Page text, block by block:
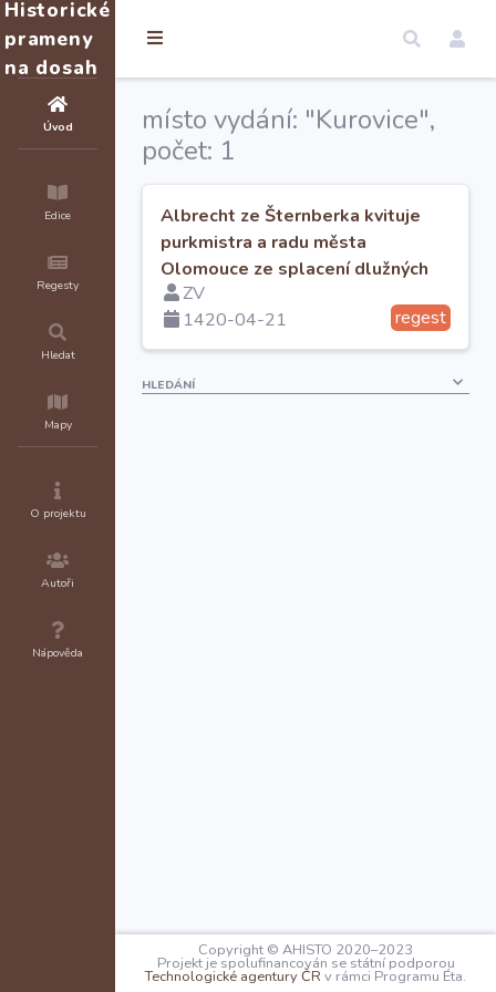
Historické
prameny
na dosah
Úvod
Edice
Regesty
Hledat
Mapy
O projektu
Autoři
Nápověda
místo vydání: "Kurovice",
počet: 1
Albrecht ze Šternberka kvituje
purkmistra a radu města
Olomouce ze splacení dlužných
úroků.
ZV
1420-04-21
regest
HLEDÁNÍ
Copyright © AHISTO 2020–2023
Projekt je spolufinancován se státní podporou
Technologické agentury ČR v rámci Programu Éta.